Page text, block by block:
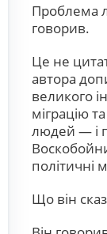
Проблема
говорив.
Це не
автора
великого
міграцію
людей — і
політичні
Що він